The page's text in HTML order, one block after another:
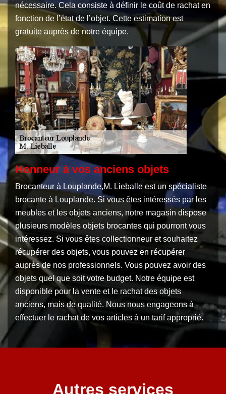
nécessaire. Cela consiste à définir le coût de rachat en
fonction de l’état de l’objet. Cette estimation est
gratuite auprès de notre équipe.
Honneur à vos anciens objets
Brocanteur à Louplande,M. Lieballe est un spécialiste
brocante à Louplande. Si vous êtes intéressés par les
meubles et les objets anciens, notre magasin dispose
plusieurs modèles objets brocantes qui pourront vous
intéressez. Si vous êtes collectionneur et souhaitez
récupérer des objets, vous pouvez en récupérer
auprès de nos professionnels. Vous pouvez avoir des
objets quel que soit votre budget. Notre équipe est
disponible pour la vente et le rachat des objets
anciens, mais de qualité. Nous nous engageons à
effectuer le rachat de vos articles à un tarif approprié.
Autres services